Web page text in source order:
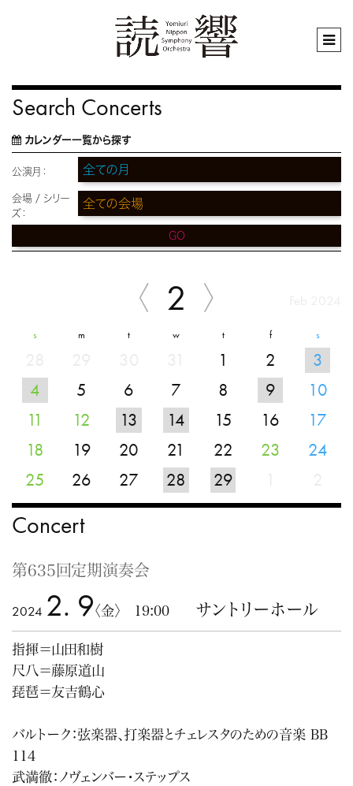
Search Concerts
カレンダー一覧から探す
公演月：
会場 / シリー
ズ：
GO
2
s m t w t f s
1 2
3
4
5 6 7 8 9
10
11
12 13 14 15 16
17
18
19 20 21 22 23
24
25
26 27 28 29
Concert
第635回定期演奏会
2024 2. 9〈金〉 19:00 サントリーホール
指揮＝山田和樹
尺八＝藤原道山
琵琶＝友吉鶴心
バルトーク：弦楽器、打楽器とチェレスタのための音楽 BB
114
武満徹：ノヴェンバー・ステップス